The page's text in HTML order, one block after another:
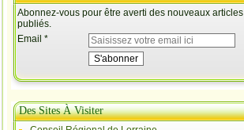
Abonnez-vous pour être averti des nouveaux articles
publiés.
Email
Des Sites À Visiter